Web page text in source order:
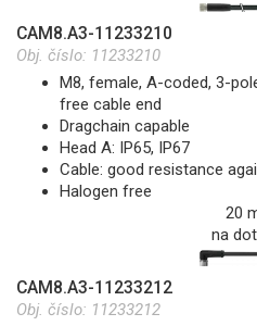
CAM8.A3-11233210
Obj. číslo: 11233210
M8, female, A-coded, 3-
free cable end
Dragchain capable
Head A: IP65, IP67
Cable: good resistance
Halogen free
20
na
CAM8.A3-11233212
Obj. číslo: 11233212